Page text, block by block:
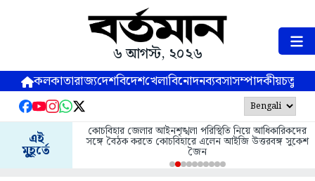
৬ আগস্ট, ২০২৬
কলকাতারাজ্যদেশবিদেশখেলাবিনোদনব্যবসাসম্পাদকীয়
এই
মুহূর্তে
কোচবিহার জেলার আইনশৃঙ্খলা পরিস্থিতি নিয়ে আধিকারিকদের
সঙ্গে বৈঠক করতে কোচবিহারে এলেন আইজি উত্তরবঙ্গ সুকেশ
জৈন